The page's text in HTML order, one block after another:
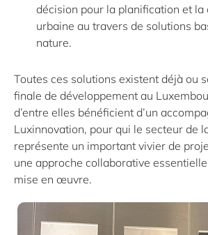
décision pour la planification et la
urbaine au travers de solutions
nature.
Toutes ces solutions existent déjà ou
finale de développement au
d’entre elles bénéficient d’un
Luxinnovation, pour qui le secteur de
représente un important vivier de
une approche collaborative
mise en œuvre.